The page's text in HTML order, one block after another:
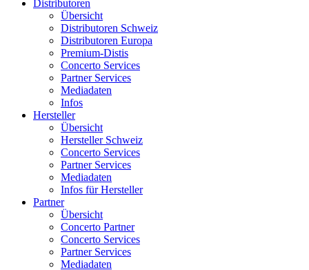
Distributoren
Übersicht
Distributoren Schweiz
Distributoren Europa
Premium-Distis
Concerto Services
Partner Services
Mediadaten
Infos
Hersteller
Übersicht
Hersteller Schweiz
Concerto Services
Partner Services
Mediadaten
Infos für Hersteller
Partner
Übersicht
Concerto Partner
Concerto Services
Partner Services
Mediadaten